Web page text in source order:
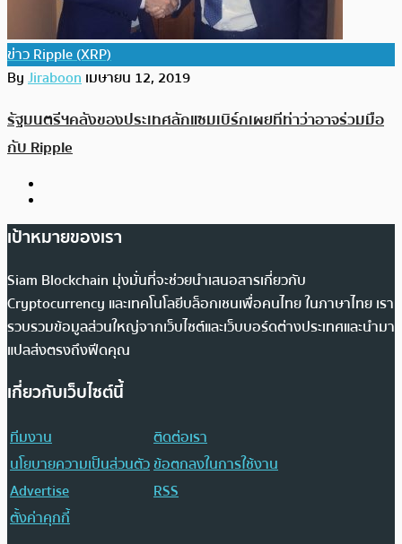
ข่าว Ripple (XRP)
ByJiraboonเมษายน 12, 2019
รัฐมนตรีฯคลังของประเทศลักแซมเบิร์กเผยทีท่าว่าอาจร่วมมือ
กับ Ripple
เป้าหมายของเรา
Siam Blockchain มุ่งมั่นที่จะช่วยนำเสนอสารเกี่ยวกับ
Cryptocurrency และเทคโนโลยีบล็อกเชนเพื่อคนไทย ในภาษาไทย เรา
รวบรวมข้อมูลส่วนใหญ่จากเว็บไซต์และเว็บบอร์ดต่างประเทศและนำมา
แปลส่งตรงถึงฟีดคุณ
เกี่ยวกับเว็บไซต์นี้
ทีมงาน
ติดต่อเรา
นโยบายความเป็นส่วนตัวข้อตกลงในการใช้งาน
Advertise
RSS
ตั้งค่าคุกกี้